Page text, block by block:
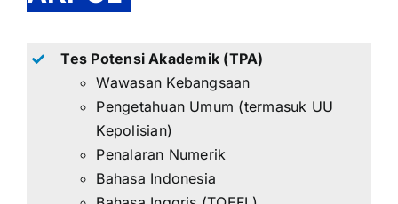
Tes Potensi Akademik (TPA)
Wawasan Kebangsaan
Pengetahuan Umum (termasuk UU
Kepolisian)
Penalaran Numerik
Bahasa Indonesia